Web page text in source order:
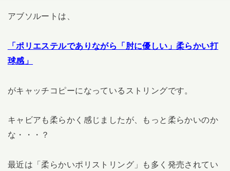
アブソルートは、
「ポリエステルでありながら「肘に優しい」柔らかい打
球感」
がキャッチコピーになっているストリングです。
キャビアも柔らかく感じましたが、もっと柔らかいのか
な・・・？
最近は「柔らかいポリストリング」も多く発売されてい